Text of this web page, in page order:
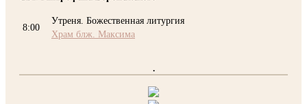
8:00
Утреня. Божественная литургия
Храм блж. Максима
.